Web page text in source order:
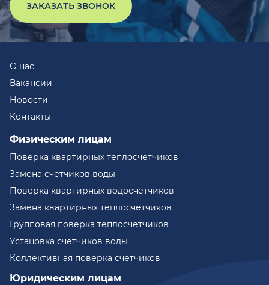
ЗАКАЗАТЬ ЗВОНОК
О нас
Вакансии
Новости
Контакты
Физическим лицам
Поверка квартирных теплосчетчиков
Замена счетчиков воды
Поверка квартирных водосчетчиков
Замена квартирных теплосчетчиков
Групповая поверка теплосчетчиков
Установка счетчиков воды
Коллективная поверка счетчиков
Юридическим лицам